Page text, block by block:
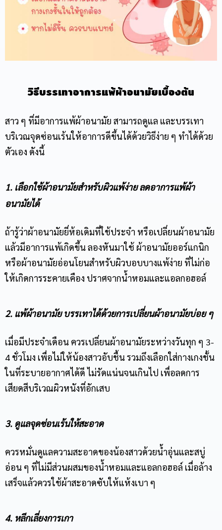
วิธีบรรเทาอาการแพ้ผ้าอนามัยเบื้องต้น
สาว ๆ ที่มีอาการแพ้ผ้าอนามัย สามารถดูแล และบรรเทา
บริเวณจุดซ่อนเร้นให้อาการดีขึ้นได้ด้วยวิธีง่าย ๆ ทำได้ด้วย
ตัวเอง ดังนี้
1. เลือกใช้ผ้าอนามัยสำหรับผิวแพ้ง่าย ลดอาการแพ้ผ้า
อนามัยได้
ถ้ารู้ว่าผ้าอนามัยยี่ห้อเดิมที่ใช้ประจำ หรือเปลี่ยนผ้าอนามัย
แล้วมีอาการแพ้เกิดขึ้น ลองหันมาใช้ ผ้าอนามัยออร์แกนิก
หรือผ้าอนามัยอ่อนโยนสำหรับผิวบอบบางแพ้ง่าย ที่ไม่ก่อ
ให้เกิดการระคายเคือง ปราศจากน้ำหอมและแอลกอฮอล์
2. แพ้ผ้าอนามัย บรรเทาได้ด้วยการเปลี่ยนผ้าอนามัยบ่อย ๆ
เมื่อมีประจำเดือน ควรเปลี่ยนผ้าอนามัยระหว่างวันทุก ๆ 3-
4 ชั่วโมง เพื่อไม่ให้น้องสาวอับชื้น รวมถึงเลือกใส่กางเกงชั้น
ในที่ระบายอากาศได้ดี ไม่รัดแน่นจนเกินไป เพื่อลดการ
เสียดสีบริเวณผิวหนังที่อักเสบ
3. ดูแลจุดซ่อนเร้นให้สะอาด
ควรหมั่นดูแลความสะอาดของน้องสาวด้วยน้ำอุ่นและสบู่
อ่อน ๆ ที่ไม่มีส่วนผสมของน้ำหอมและแอลกอฮอล์ เมื่อล้าง
เสร็จแล้วควรใช้ผ้าสะอาดซับให้แห้งเบา ๆ
4. หลีกเลี่ยงการเกา